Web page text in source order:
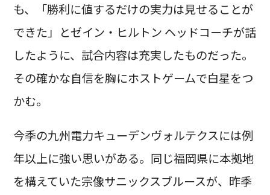
も、「勝利に値するだけの実力は見せることが
できた」とゼイン・ヒルトン ヘッドコーチが話
したように、試合内容は充実したものだった。
その確かな自信を胸にホストゲームで白星をつ
かむ。
今季の九州電力キューデンヴォルテクスには例
年以上に強い思いがある。同じ福岡県に本拠地
を構えていた宗像サニックスブルースが、昨季